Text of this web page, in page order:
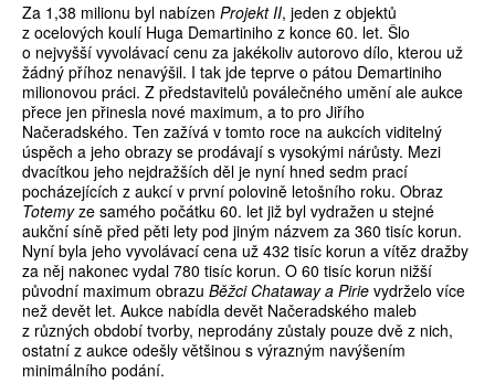
Za 1,38 milionu byl nabízen Projekt II, jeden z objektů
z ocelových koulí Huga Demartiniho z konce 60. let. Šlo
o nejvyšší vyvolávací cenu za jakékoliv autorovo dílo, kterou už
žádný příhoz nenavýšil. I tak jde teprve o pátou Demartiniho
milionovou práci. Z představitelů poválečného umění ale aukce
přece jen přinesla nové maximum, a to pro Jiřího
Načeradského. Ten zažívá v tomto roce na aukcích viditelný
úspěch a jeho obrazy se prodávají s vysokými nárůsty. Mezi
dvacítkou jeho nejdražších děl je nyní hned sedm prací
pocházejících z aukcí v první polovině letošního roku. Obraz
Totemyze samého počátku 60. let již byl vydražen u stejné
aukční síně před pěti lety pod jiným názvem za 360 tisíc korun.
Nyní byla jeho vyvolávací cena už 432 tisíc korun a vítěz dražby
za něj nakonec vydal 780 tisíc korun. O 60 tisíc korun nižší
původní maximum obrazu Běžci Chataway a Pirie vydrželo více
než devět let. Aukce nabídla devět Načeradského maleb
z různých období tvorby, neprodány zůstaly pouze dvě z nich,
ostatní z aukce odešly většinou s výrazným navýšením
minimálního podání.